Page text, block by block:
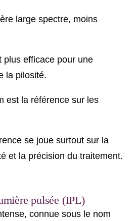
large spectre, moins
plus efficace pour une
la pilosité.
est la référence sur les
se joue surtout sur la
et la précision du traitement.
pulsée (IPL)
connue sous le nom